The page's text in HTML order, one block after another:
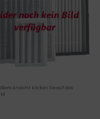
Ansicht klicken Sie auf das